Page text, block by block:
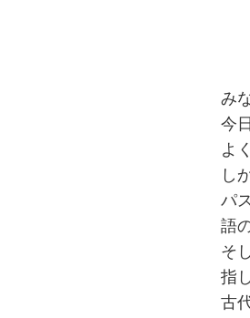
み
今
よ
し
パ
語
そ
指
古